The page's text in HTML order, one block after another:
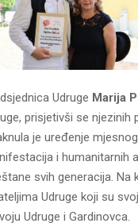
Udruge Marija
prisjetivši se
je uređenje
i humanitarnih
svih generacija. Na
Udruge koji su
Udruge i Gardinovca.